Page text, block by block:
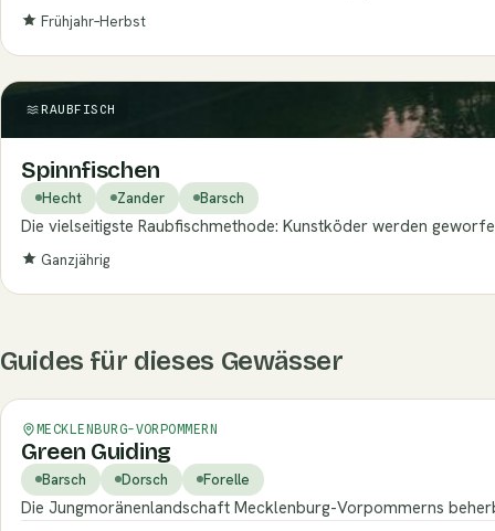
Frühjahr–Herbst
RAUBFISCH
Spinnfischen
Hecht Zander Barsch
Die vielseitigste Raubfischmethode: Kunstköder werden
Ganzjährig
Guides für dieses Gewässer
MECKLENBURG-VORPOMMERN
Green Guiding
Barsch Dorsch Forelle
Die Jungmoränenlandschaft Mecklenburg-Vorpommerns